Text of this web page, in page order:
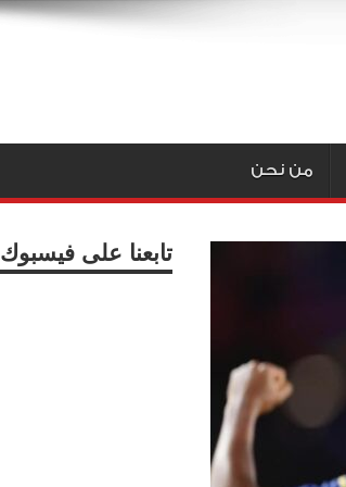
من نحن
تابعنا على فيسبوك